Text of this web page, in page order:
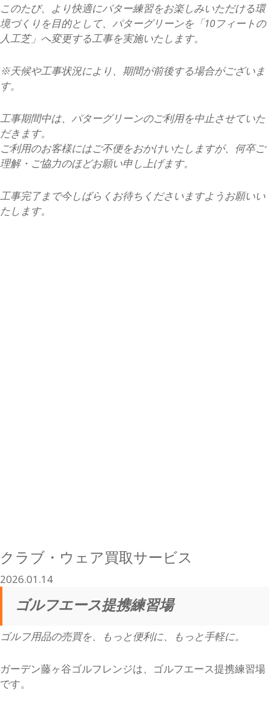
このたび、より快適にパター練習をお楽しみいただける環
境づくりを目的として、パターグリーンを「10フィートの
人工芝」へ変更する工事を実施いたします。
※天候や工事状況により、期間が前後する場合がございま
す。
工事期間中は、パターグリーンのご利用を中止させていた
だきます。
ご利用のお客様にはご不便をおかけいたしますが、何卒ご
理解・ご協力のほどお願い申し上げます。
工事完了まで今しばらくお待ちくださいますようお願いい
たします。
クラブ・ウェア買取サービス
2026.01.14
ゴルフエース提携練習場
ゴルフ用品の売買を、もっと便利に、もっと手軽に。
ガーデン藤ヶ谷ゴルフレンジは、ゴルフエース提携練習場
です。